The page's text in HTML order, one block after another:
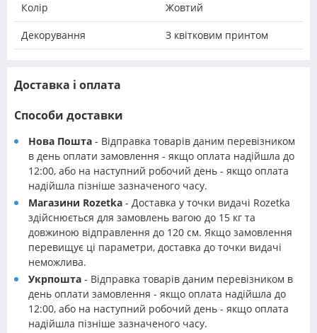
Колір Жовтий
Декорування З квітковим принтом
Доставка і оплата
Способи доставки
Нова Пошта - Відправка товарів даним перевізником
в день оплати замовлення - якщо оплата надійшла до
12:00, або на наступний робочий день - якщо оплата
надійшла пізніше зазначеного часу.
Магазини Rozetka - Доставка у точки видачі Rozetka
здійснюється для замовлень вагою до 15 кг та
довжиною відправлення до 120 см. Якщо замовлення
перевищує ці параметри, доставка до точки видачі
неможлива.
Укрпошта - Відправка товарів даним перевізником в
день оплати замовлення - якщо оплата надійшла до
12:00, або на наступний робочий день - якщо оплата
надійшла пізніше зазначеного часу.